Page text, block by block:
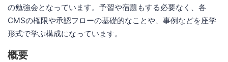
の勉強会となっています。予習や宿題もする必要なく、各
CMSの権限や承認フローの基礎的なことや、事例などを座学
形式で学ぶ構成になっています。
概要